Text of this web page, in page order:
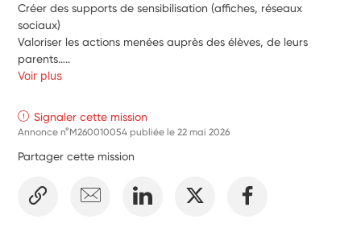
Créer des supports de sensibilisation (affiches, réseaux
sociaux)
Valoriser les actions menées auprès des élèves, de leurs
parents…..
Voir plus
Signaler cette mission
Annonce n°M260010054 publiée le22 mai 2026
Partager cette mission